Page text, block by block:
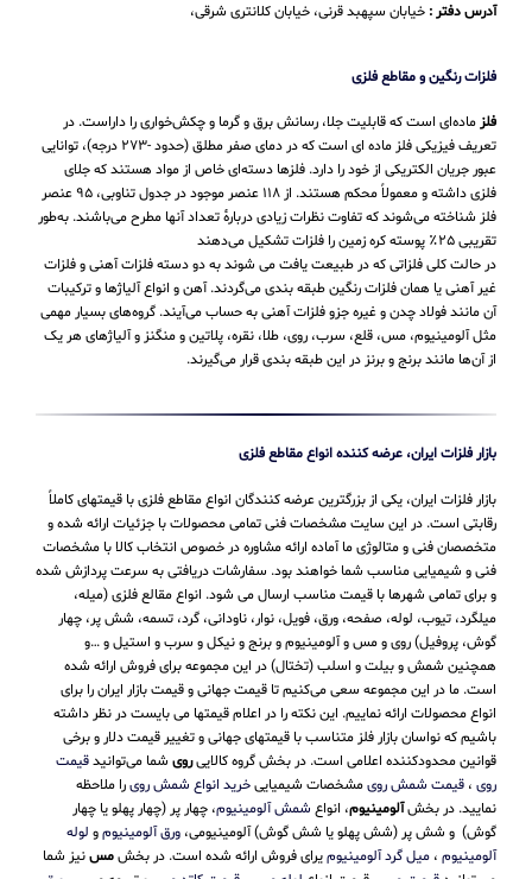
آدرس دفتر : خیابان سپهبد قرنی، خیابان کلانتری شرقی،
فلزات رنگین و مقاطع فلزی
فلز ماده‌ای است که قابلیت جلا، رسانش برق و گرما و چکش‌خواری را داراست. در
تعریف فیزیکی فلز ماده ای است که در دمای صفر مطلق (حدود -۲۷۳ درجه)، توانایی
عبور جریان الکتریکی از خود را دارد. فلزها دسته‌ای خاص از مواد هستند که جلای
فلزی داشته و معمولاً محکم هستند. از ۱۱۸ عنصر موجود در جدول تناوبی، ۹۵ عنصر
فلز شناخته می‌شوند که تفاوت نظرات زیادی دربارهٔ تعداد آنها مطرح می‌باشند. به‌طور
تقریبی ۲۵٪ پوسته کره زمین را فلزات تشکیل می‌دهند
در حالت کلی فلزاتی که در طبیعت یافت می شوند به دو دسته فلزات آهنی و فلزات
غیر آهنی یا همان فلزات رنگین طبقه بندی می‌گردند. آهن و انواع آلیاژها و ترکیبات
آن مانند فولاد چدن و غیره جزو فلزات آهنی به حساب می‌‌آیند. گروه‌های بسیار مهمی
مثل آلومینیوم، مس، قلع، سرب، روی، طلا، نقره، پلاتین و منگنز و آلیاژهای هر یک
از آن‌ها مانند برنج و برنز در این طبقه‌ بندی قرار می‌‌گیرند.
بازار فلزات ایران، عرضه کننده انواع مقاطع فلزی
بازار فلزات ایران، یکی از بزرگترین عرضه کنندگان انواع مقاطع فلزی با قیمتهای کاملاً
رقابتی است. در این سایت مشخصات فنی تمامی محصولات با جزئیات ارائه شده و
متخصصان فنی و متالوژی ما آماده ارائه مشاوره در خصوص انتخاب کالا با مشخصات
فنی و شیمیایی مناسب شما خواهند بود. سفارشات دریافتی به سرعت پردازش شده
و برای تمامی شهرها با قیمت مناسب ارسال می شود. انواع مقالع فلزی (میله،
میلگرد، تیوب، لوله، صفحه، ورق، فویل، نوار، ناودانی، گرد، تسمه، شش پر، چهار
گوش، پروفیل) روی و مس و آلومینیوم و برنج و نیکل و سرب و استیل و …و
همچنین شمش و بیلت و اسلب (تختال) در این مجموعه برای فروش ارائه شده
است. ما در این مجموعه سعی می‌کنیم تا قیمت جهانی و قیمت بازار ایران را برای
انواع محصولات ارائه نماییم. این نکته را در اعلام قیمتها می بایست در نظر داشته
باشیم که نواسان بازار فلز متناسب با قیمتهای جهانی و تغییر قیمت دلار و برخی
قوانین محدودکننده اعلامی است. در بخش گروه کالاییروی شما می‌توانیدقیمت
روی ، قیمت شمش رویمشخصات شیمیاییخرید انواع شمش رویرا ملاحظه
نمایید. در بخشآلومینیوم، انواع شمش آلومینیوم، چهار پر (چهار پهلو یا چهار
گوش) و شش پر (شش پهلو یا شش گوش) آلومینیومی، ورق آلومینیومو لوله
آلومینیوم ، میل گرد آلومینیومیرای فروش ارائه شده است. در بخشمسنیز شما